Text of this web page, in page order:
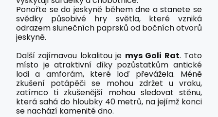
Ponořte se do jeskyně během dne a stanete se
svědky působivé hry světla, které vzniká
odrazem slunečních paprsků od bočních otvorů
jeskyně.
Další zajímavou lokalitou je mys Goli Rat. Toto
místo je atraktivní díky pozůstatkům antické
lodi a amforám, které loď převážela. Méně
zkušení potápěči se mohou zdržet u vraku,
zatímco ti zkušenější mohou sledovat stěnu,
která sahá do hloubky 40 metrů, na jejímž konci
se nachází kamenité dno.